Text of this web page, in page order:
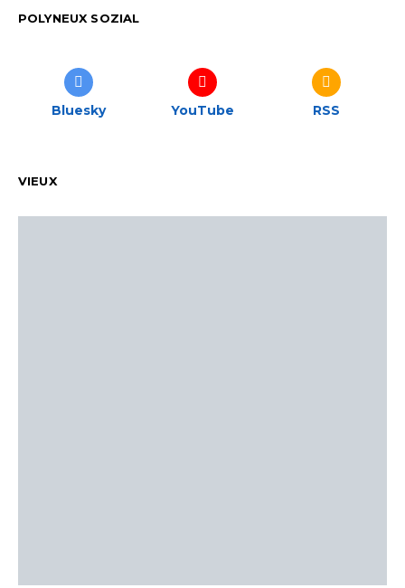
POLYNEUX SOZIAL
Bluesky YouTube RSS
VIEUX